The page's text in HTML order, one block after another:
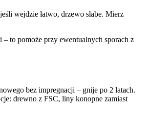
wejdzie łatwo, drzewo słabe. Mierz
to pomoże przy ewentualnych sporach z
bez impregnacji – gnije po 2 latach.
drewno z FSC, liny konopne zamiast